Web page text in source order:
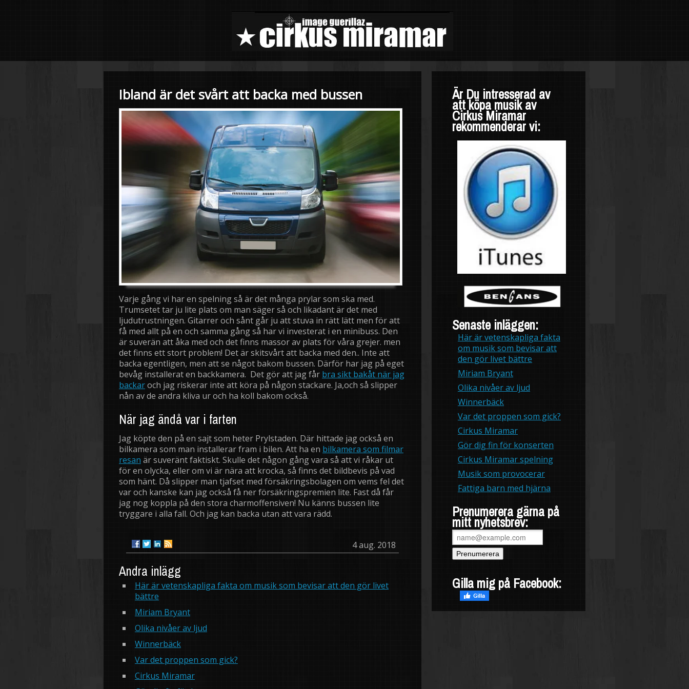
Ibland är det svårt att backa med bussen
Varje gång vi har en spelning så är det många prylar som ska med.
Trumsetet tar ju lite plats om man säger så och likadant är det med
ljudutrustningen. Gitarrer och sånt går ju att stuva in rätt lätt men för att
få med allt på en och samma gång så har vi investerat i en minibuss. Den
är suverän att åka med och det finns massor av plats för våra grejer. men
det finns ett stort problem! Det är skitsvårt att backa med den.. Inte att
backa egentligen, men att se något bakom bussen. Därför har jag på eget
bevåg installerat en backkamera. Det gör att jag får bra sikt bakåt när jag
backaroch jag riskerar inte att köra på någon stackare. Ja,och så slipper
nån av de andra kliva ur och ha koll bakom också.
När jag ändå var i farten
Jag köpte den på en sajt som heter Prylstaden. Där hittade jag också en
bilkamera som man installerar fram i bilen. Att ha en bilkamera som filmar
resan är suveränt faktiskt. Skulle det någon gång vara så att vi råkar ut
för en olycka, eller om vi är nära att krocka, så finns det bildbevis på vad
som hänt. Då slipper man tjafset med försäkringsbolagen om vems fel det
var och kanske kan jag också få ner försäkringspremien lite. Fast då får
jag nog koppla på den stora charmoffensiven! Nu känns bussen lite
tryggare i alla fall. Och jag kan backa utan att vara rädd.
4 aug. 2018
Andra inlägg
Här är vetenskapliga fakta om musik som bevisar att den gör livet
bättre
Miriam Bryant
Olika nivåer av ljud
Winnerbäck
Var det proppen som gick?
Cirkus Miramar
Är Du intresserad av
att köpa musik av
Cirkus Miramar
rekommenderar vi:
Senaste inläggen:
Här är vetenskapliga fakta
om musik som bevisar att
den gör livet bättre
Miriam Bryant
Olika nivåer av ljud
Winnerbäck
Var det proppen som gick?
Cirkus Miramar
Gör dig fin för konserten
Cirkus Miramar spelning
Musik som provocerar
Fattiga barn med hjärna
Prenumerera gärna på
mitt nyhetsbrev:
Gilla mig på Facebook: